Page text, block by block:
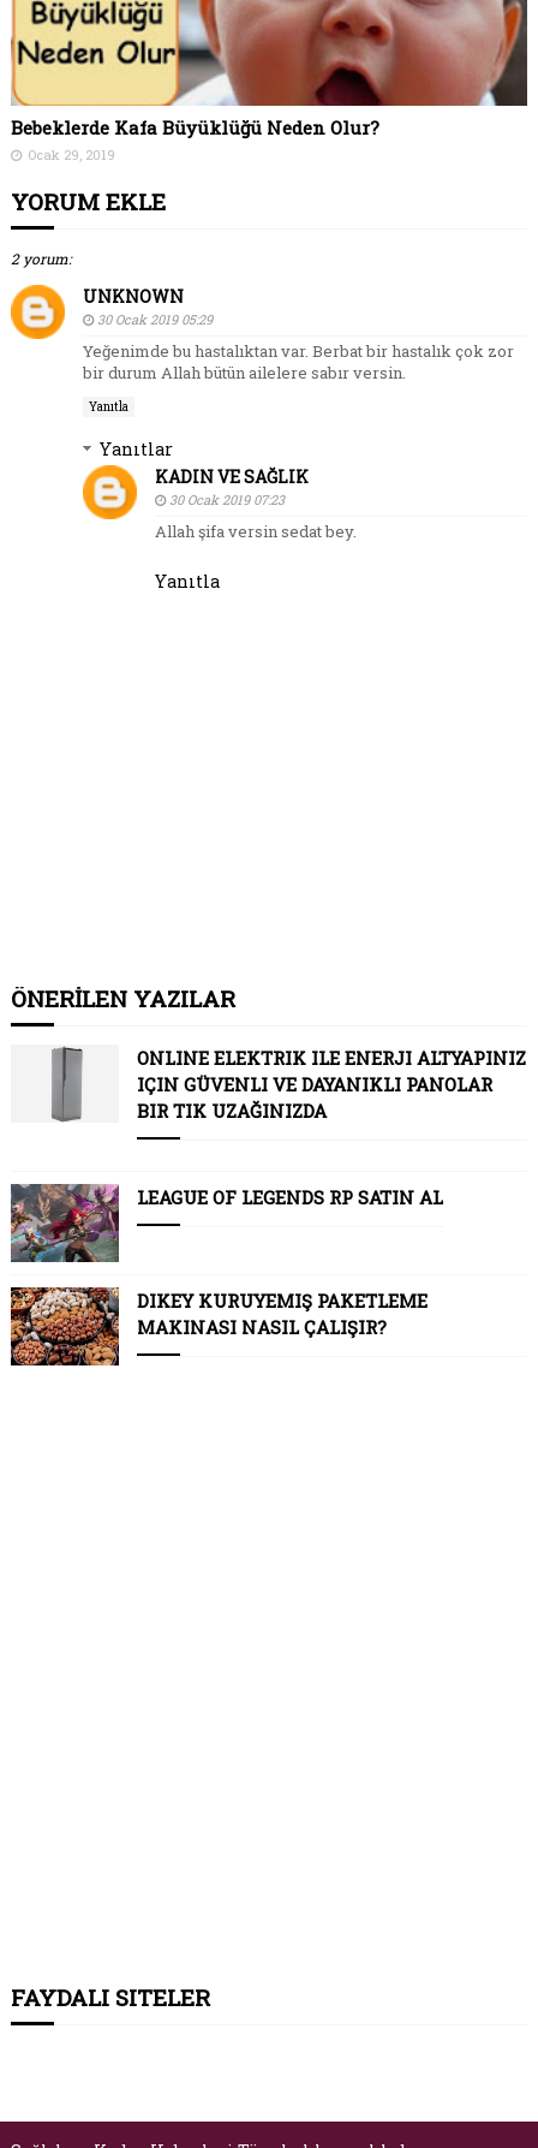
Bebeklerde Kafa Büyüklüğü Neden Olur?
Ocak 29, 2019
YORUM EKLE
2 yorum:
UNKNOWN
30 Ocak 2019 05:29
Yeğenimde bu hastalıktan var. Berbat bir hastalık çok zor
bir durum Allah bütün ailelere sabır versin.
Yanıtla
Yanıtlar
KADIN VE SAĞLIK
30 Ocak 2019 07:23
Allah şifa versin sedat bey.
Yanıtla
ÖNERİLEN YAZILAR
ONLINE ELEKTRIK ILE ENERJI ALTYAPINIZ
IÇIN GÜVENLI VE DAYANIKLI PANOLAR
BIR TIK UZAĞINIZDA
LEAGUE OF LEGENDS RP SATIN AL
DIKEY KURUYEMIŞ PAKETLEME
MAKINASI NASIL ÇALIŞIR?
FAYDALI SITELER